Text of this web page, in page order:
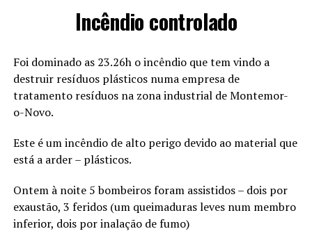
Incêndio controlado
Foi dominado as 23.26h o incêndio que tem vindo a
destruir resíduos plásticos numa empresa de
tratamento resíduos na zona industrial de Montemor-
o-Novo.
Este é um incêndio de alto perigo devido ao material que
está a arder – plásticos.
Ontem à noite 5 bombeiros foram assistidos – dois por
exaustão, 3 feridos (um queimaduras leves num membro
inferior, dois por inalação de fumo)